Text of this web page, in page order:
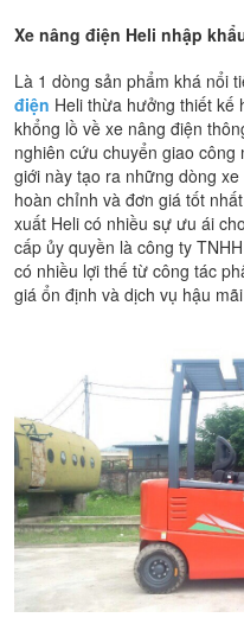
Xe nâng điện Heli nhập
Là 1 dòng sản phẩm khá nổi
điện Heli thừa hưởng thiết kế
khổng lồ về xe nâng điện
nghiên cứu chuyển giao
giới này tạo ra những dòng
hoàn chỉnh và đơn giá tốt
xuất Heli có nhiều sự ưu ái
cấp ủy quyền là công ty
có nhiều lợi thế từ công tác
giá ổn định và dịch vụ hậu